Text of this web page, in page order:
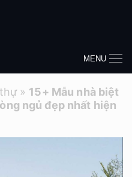
MENU
» 15+ Mẫu nhà biệt
ngủ đẹp nhất hiện